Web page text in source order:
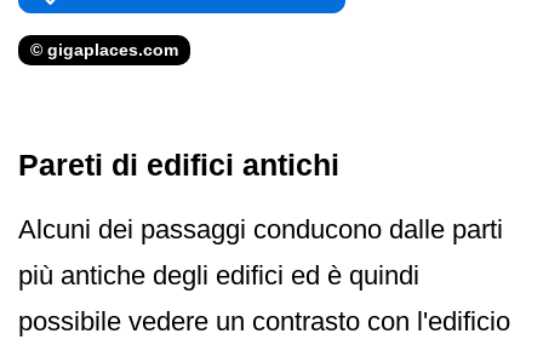
© gigaplaces.com
Pareti di edifici antichi
Alcuni dei passaggi conducono dalle parti
più antiche degli edifici ed è quindi
possibile vedere un contrasto con l'edificio